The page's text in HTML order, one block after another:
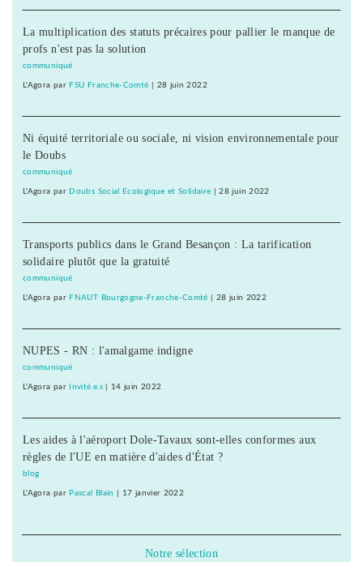
La multiplication des statuts précaires pour pallier le manque de
profs n'est pas la solution
communiqué
L'Agora par FSU Franche-Comté 28 juin 2022
Ni équité territoriale ou sociale, ni vision environnementale pour
le Doubs
communiqué
L'Agora par Doubs Social Ecologique et Solidaire |28 juin 2022
Transports publics dans le Grand Besançon : La tarification
solidaire plutôt que la gratuité
communiqué
L'Agora par FNAUT Bourgogne-Franche-Comté 28 juin 2022
NUPES - RN : l'amalgame indigne
communiqué
L'Agora par Invité.e.s| 14 juin 2022
Les aides à l'aéroport Dole-Tavaux sont-elles conformes aux
règles de l'UE en matière d'aides d'État ?
blog
L'Agora par Pascal Blain 17 janvier 2022
Notre sélection